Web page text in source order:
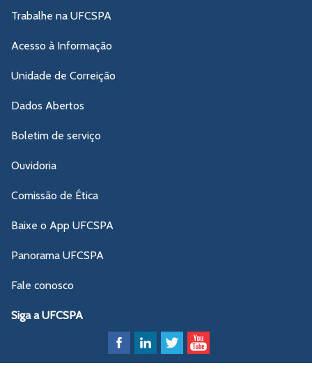
Trabalhe na UFCSPA
Acesso à Informação
Unidade de Correição
Dados Abertos
Boletim de serviço
Ouvidoria
Comissão de Ética
Baixe o App UFCSPA
Panorama UFCSPA
Fale conosco
Siga a UFCSPA